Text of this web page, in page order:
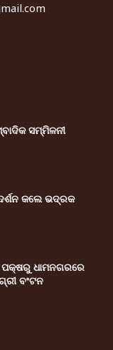
ସମ୍ମିଳନୀ
କଲେ ଭଦ୍ରକ
ପକ୍ଷରୁ ଧାମନଗରରେ
ବଂଟନ